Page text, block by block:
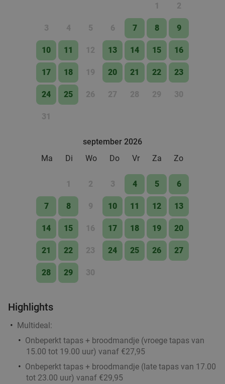
1 2
3 4 5 6 7 8 9
10 11 12 13 14 15 16
17 18 19 20 21 22 23
24 25 26 27 28 29 30
31
september 2026
Ma
Di Wo Do Vr Za Zo
1 2 3 4 5 6
7 8 9 10 11 12 13
14 15 16 17 18 19 20
21 22 23 24 25 26 27
28 29 30
Highlights
Multideal:
Onbeperkt tapas + broodmandje (vroege tapas van
15.00 tot 19.00 uur) vanaf €27,95
Onbeperkt tapas + broodmandje (late tapas van 17.00
tot 23.00 uur) vanaf €29,95